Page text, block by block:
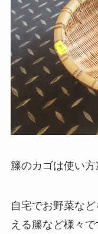
籐のカゴは使い方
自宅でお野菜な
える籐など様々で